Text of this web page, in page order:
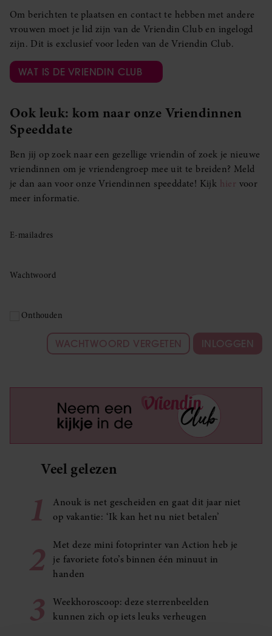
Om berichten te plaatsen en contact te hebben met andere
vrouwen moet je lid zijn van de Vriendin Club en ingelogd
zijn. Dit is exclusief voor leden van de Vriendin Club.
WAT IS DE VRIENDIN CLUB
Ook leuk: kom naar onze Vriendinnen
Speeddate
Ben jij op zoek naar een gezellige vriendin of zoek je nieuwe
vriendinnen om je vriendengroep mee uit te breiden? Meld
je dan aan voor onze Vriendinnen speeddate! Kijk hier voor
meer informatie.
E-mailadres
Wachtwoord
Onthouden
WACHTWOORD VERGETEN INLOGGEN
Veel gelezen
1
Anouk is net gescheiden en gaat dit jaar niet
op vakantie: ‘Ik kan het nu niet betalen’
2
Met deze mini fotoprinter van Action heb je
je favoriete foto’s binnen één minuut in
handen
3
Weekhoroscoop: deze sterrenbeelden
kunnen zich op iets leuks verheugen